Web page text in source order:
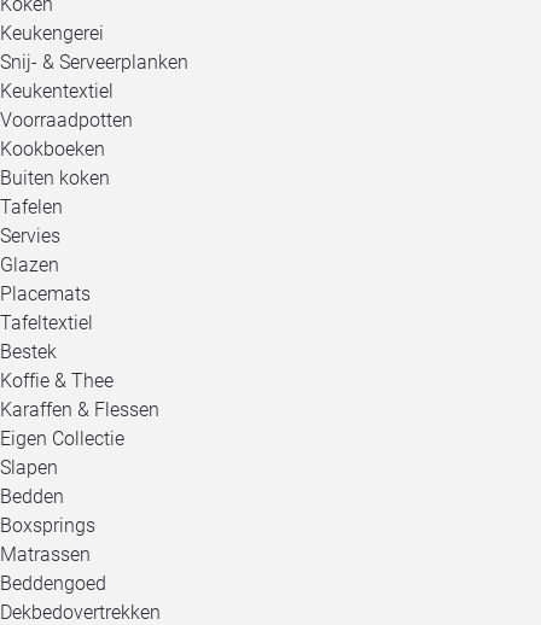
Keukengerei
Snij- & Serveerplanken
Keukentextiel
Voorraadpotten
Kookboeken
Buiten koken
Tafelen
Servies
Glazen
Placemats
Tafeltextiel
Bestek
Koffie & Thee
Karaffen & Flessen
Eigen Collectie
Slapen
Bedden
Boxsprings
Matrassen
Beddengoed
Dekbedovertrekken